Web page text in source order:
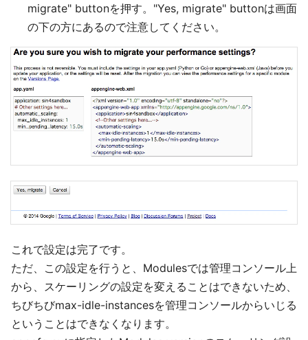
migrate" buttonを押す。"Yes, migrate" buttonは画面
の下の方にあるので注意してください。
これで設定は完了です。
ただ、この設定を行うと、Modulesでは管理コンソール上
から、スケーリングの設定を変えることはできないため、
ちびちびmax-idle-instancesを管理コンソールからいじる
ということはできなくなります。